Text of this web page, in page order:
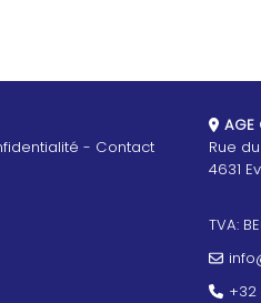
Contact
Rue
4631
TVA:
+32